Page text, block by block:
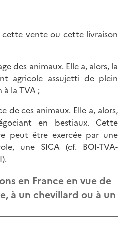
cette vente ou cette livraison
des animaux. Elle a, alors, la
agricole assujetti de plein
la TVA ;
de ces animaux. Elle a, alors,
en bestiaux. Cette
peut être exercée par une
une SICA (cf. BOI-TVA-
).
en France en vue de
à un chevillard ou à un